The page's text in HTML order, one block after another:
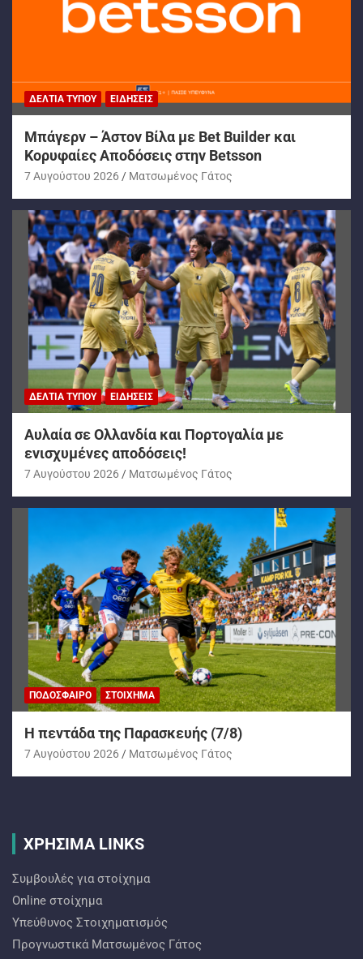
ΔΕΛΤΊΑ ΤΎΠΟΥ ΕΙΔΉΣΕΙΣ
Μπάγερν – Άστον Βίλα με Bet Builder και
Κορυφαίες Αποδόσεις στην Betsson
7 Αυγούστου 2026 Ματσωμένος Γάτος
ΔΕΛΤΊΑ ΤΎΠΟΥ ΕΙΔΉΣΕΙΣ
Αυλαία σε Ολλανδία και Πορτογαλία με
ενισχυμένες αποδόσεις!
7 Αυγούστου 2026 Ματσωμένος Γάτος
ΠΟΔΌΣΦΑΙΡΟ ΣΤΟΊΧΗΜΑ
H πεντάδα της Παρασκευής (7/8)
7 Αυγούστου 2026 Ματσωμένος Γάτος
ΧΡΗΣΙΜΑ LINKS
Συμβουλές για στοίχημα
Online στοίχημα
Υπεύθυνος Στοιχηματισμός
Προγνωστικά Ματσωμένος Γάτος